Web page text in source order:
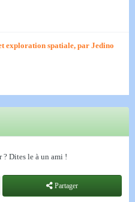
exploration spatiale, par Jedino
? Dites le à un ami !
Partager